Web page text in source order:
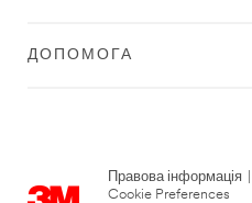
ДОПОМОГА
Правова інформація
Cookie Preferences